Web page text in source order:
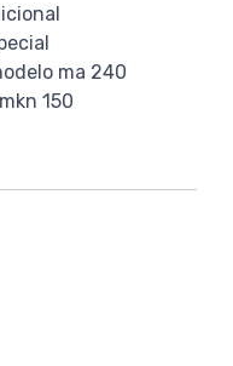
ma 240
150